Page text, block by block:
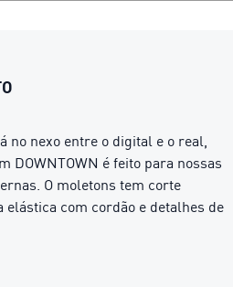
no nexo entre o digital e o real,
DOWNTOWN é feito para nossas
O moletons tem corte
com cordão e detalhes de